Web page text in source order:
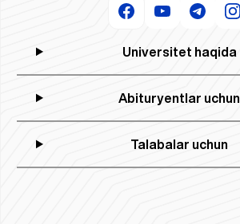
Universitet haqida
Abituryentlar uchun
Talabalar uchun